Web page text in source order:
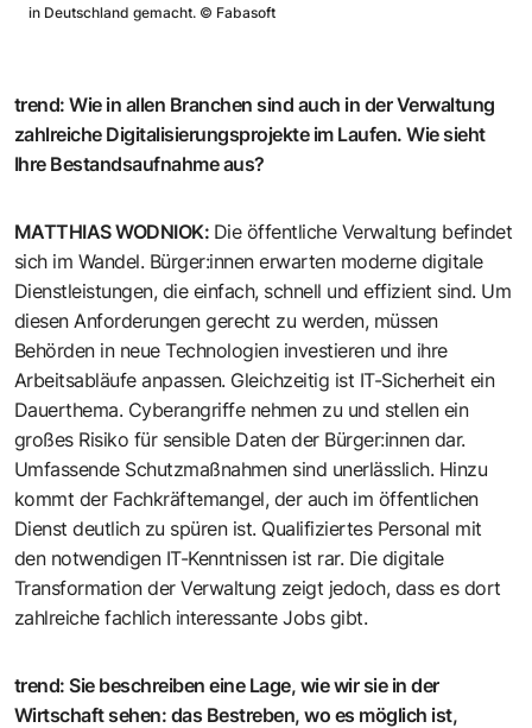
in Deutschland gemacht. © Fabasoft
trend:Wie in allen Branchen sind auch in der Verwaltung
zahlreiche Digitalisierungsprojekte im Laufen. Wie sieht
Ihre Bestandsaufnahme aus?
MATTHIAS WODNIOK: Die öffentliche Verwaltung befindet
sich im Wandel. Bürger:innen erwarten moderne digitale
Dienstleistungen, die einfach, schnell und effizient sind. Um
diesen Anforderungen gerecht zu werden, müssen
Behörden in neue Technologien investieren und ihre
Arbeitsabläufe anpassen. Gleichzeitig ist IT-Sicherheit ein
Dauerthema. Cyberangriffe nehmen zu und stellen ein
großes Risiko für sensible Daten der Bürger:innen dar.
Umfassende Schutzmaßnahmen sind unerlässlich. Hinzu
kommt der Fachkräftemangel, der auch im öffentlichen
Dienst deutlich zu spüren ist. Qualifiziertes Personal mit
den notwendigen IT-Kenntnissen ist rar. Die digitale
Transformation der Verwaltung zeigt jedoch, dass es dort
zahlreiche fachlich interessante Jobs gibt.
trend:Sie beschreiben eine Lage, wie wir sie in der
Wirtschaft sehen: das Bestreben, wo es möglich ist,